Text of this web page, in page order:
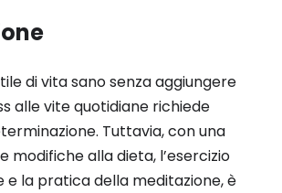
di vita sano senza aggiungere
alle vite quotidiane richiede
Tuttavia, con una
modifiche alla dieta, l’esercizio
e la pratica della meditazione, è